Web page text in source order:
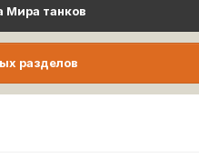
Мира танков
разделов